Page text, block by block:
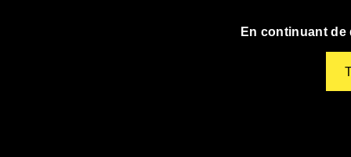
En continuant de